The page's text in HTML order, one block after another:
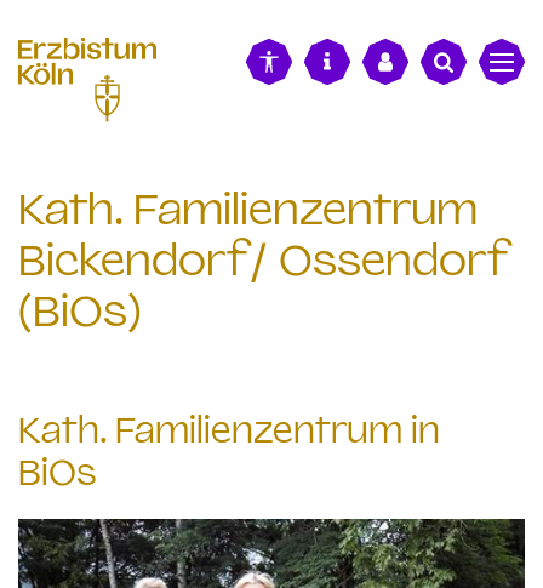
Kath. Familienzentrum
Bickendorf/ Ossendorf
(BiOs)
Kath. Familienzentrum in
BiOs